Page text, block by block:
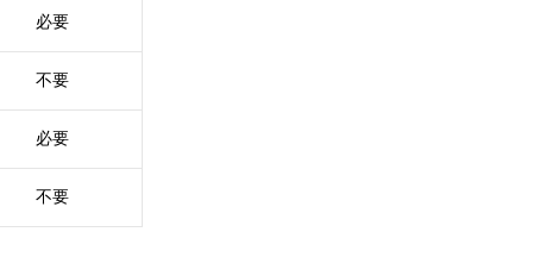
必要
不要
必要
不要